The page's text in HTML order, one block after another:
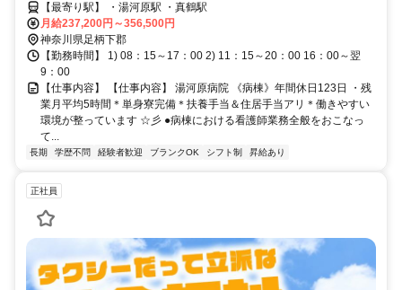
【最寄り駅】 ・湯河原駅 ・真鶴駅
月給237,200円～356,500円
神奈川県足柄下郡
【勤務時間】 1) 08：15～17：00 2) 11：15～20：00 16：00～翌
9：00
【仕事内容】 【仕事内容】 湯河原病院 《病棟》年間休日123日 ・残
業月平均5時間＊単身寮完備＊扶養手当＆住居手当アリ＊働きやすい
環境が整っています ☆彡 ●病棟における看護師業務全般をおこなっ
て...
長期 学歴不問 経験者歓迎 ブランクOK シフト制 昇給あり
正社員